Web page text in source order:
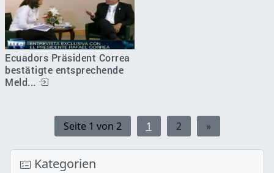
Ecuadors Präsident Correa
bestätigte entsprechende
Meld...
Seite 1 von 2 1 2 »
Kategorien